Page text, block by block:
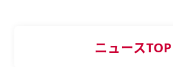
ニュースTOP